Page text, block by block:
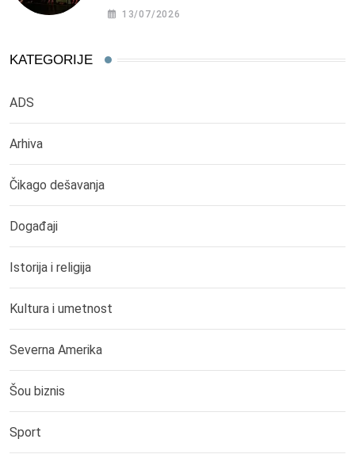
13/07/2026
KATEGORIJE
ADS
Arhiva
Čikago dešavanja
Događaji
Istorija i religija
Kultura i umetnost
Severna Amerika
Šou biznis
Sport